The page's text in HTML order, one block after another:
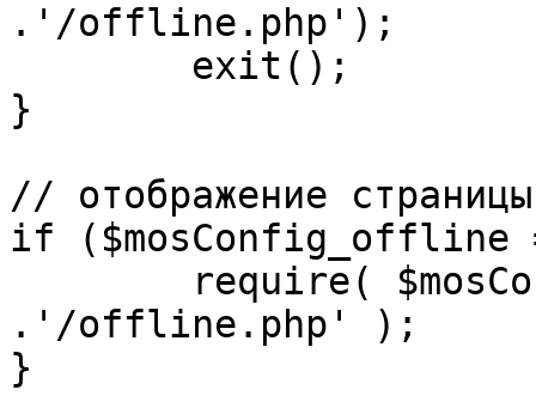
.'/offline.php');
}
// отображение
if ($mosConfig_offline
.'/offline.php' );
}